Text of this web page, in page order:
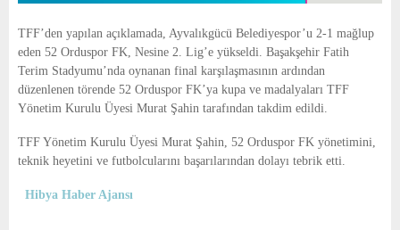
E
N
TFF’den yapılan açıklamada, Ayvalıkgücü Belediyespor’u 2-1 mağlup
eden 52 Orduspor FK, Nesine 2. Lig’e yükseldi. Başakşehir Fatih
Terim Stadyumu’nda oynanan final karşılaşmasının ardından
düzenlenen törende 52 Orduspor FK’ya kupa ve madalyaları TFF
Yönetim Kurulu Üyesi Murat Şahin tarafından takdim edildi.
TFF Yönetim Kurulu Üyesi Murat Şahin, 52 Orduspor FK yönetimini,
teknik heyetini ve futbolcularını başarılarından dolayı tebrik etti.
Hibya Haber Ajansı